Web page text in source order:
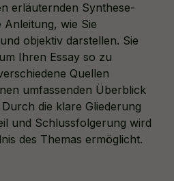
erläuternden Synthese-
Anleitung, wie Sie
objektiv darstellen. Sie
Ihren Essay so zu
Quellen
umfassenden Überblick
die klare Gliederung
und Schlussfolgerung wird
des Themas ermöglicht.